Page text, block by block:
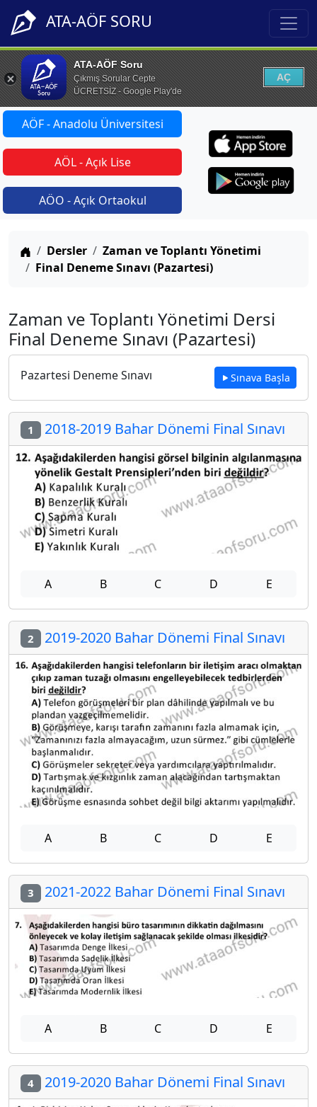
ATA-AÖF SORU
ATA-AÖF Soru
Çıkmış Sorular Cepte
ÜCRETSİZ - Google Play'de
AÇ
AÖF - Anadolu Üniversitesi
AÖL - Açık Lise
AÖO - Açık Ortaokul
Anasayfa
Dersler
Zaman ve Toplantı Yönetimi
Final Deneme Sınavı (Pazartesi)
Zaman ve Toplantı Yönetimi Dersi
Final Deneme Sınavı (Pazartesi)
Pazartesi Deneme Sınavı Sınava Başla
1 2018-2019 Bahar Dönemi Final Sınavı
A B C D E
2 2019-2020 Bahar Dönemi Final Sınavı
A B C D E
3 2021-2022 Bahar Dönemi Final Sınavı
A B C D E
4 2019-2020 Bahar Dönemi Final Sınavı